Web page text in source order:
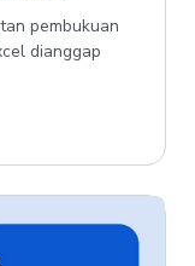
pembukuan
dianggap